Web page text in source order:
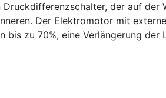
der auf
Der Elektromotor mit
zu 70%, eine Verlängerung